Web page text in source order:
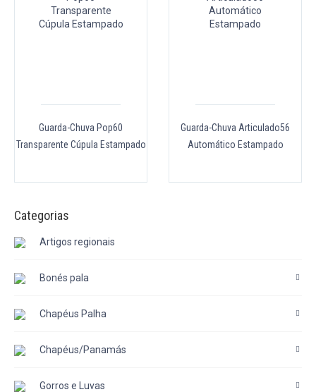
Guarda-Chuva Pop60
Transparente Cúpula Estampado
Guarda-Chuva Articulado56
Automático Estampado
Categorias
Artigos regionais
Bonés pala
Chapéus Palha
Chapéus/Panamás
Gorros e Luvas